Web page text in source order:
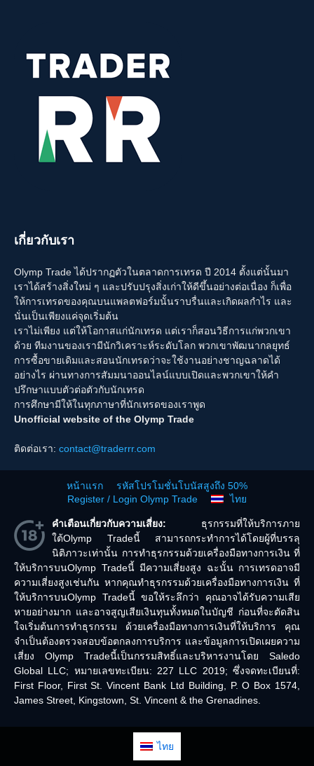
เกี่ยวกับเรา
Olymp Trade ได้ปรากฏตัวในตลาดการเทรด ปี 2014 ตั้งแต่นั้นมา
เราได้สร้างสิ่งใหม่ ๆ และปรับปรุงสิ่งเก่าให้ดีขึ้นอย่างต่อเนื่อง ก็เพื่อ
ให้การเทรดของคุณบนแพลตฟอร์มนั้นราบรื่นและเกิดผลกำไร และ
นั่นเป็นเพียงแค่จุดเริ่มต้น
เราไม่เพียง แต่ให้โอกาสแก่นักเทรด แต่เราก็สอนวิธีการแก่พวกเขา
ด้วย ทีมงานของเรามีนักวิเคราะห์ระดับโลก พวกเขาพัฒนากลยุทธ์
การซื้อขายเดิมและสอนนักเทรดว่าจะใช้งานอย่างชาญฉลาดได้
อย่างไร ผ่านทางการสัมมนาออนไลน์แบบเปิดและพวกเขาให้คำ
ปรึกษาแบบตัวต่อตัวกับนักเทรด
การศึกษามีให้ในทุกภาษาที่นักเทรดของเราพูด
Unofficial website of the Olymp Trade
ติดต่อเรา: contact@traderrr.com
หน้าแรก
รหัสโปรโมชั่นโบนัสสูงถึง 50%
Register / Login Olymp Trade
ไทย
คำเตือนเกี่ยวกับความเสี่ยง: ธุรกรรมที่ให้บริการภาย
ใต้Olymp Tradeนี้ สามารถกระทำการได้โดยผู้ที่บรรลุ
นิติภาวะเท่านั้น การทำธุรกรรมด้วยเครื่องมือทางการเงิน ที่
ให้บริการบนOlymp Tradeนี้ มีความเสี่ยงสูง ฉะนั้น การเทรดอาจมี
ความเสี่ยงสูงเช่นกัน หากคุณทำธุรกรรมด้วยเครื่องมือทางการเงิน ที่
ให้บริการบนOlymp Tradeนี้ ขอให้ระลึกว่า คุณอาจได้รับความเสีย
หายอย่างมาก และอาจสูญเสียเงินทุนทั้งหมดในบัญชี ก่อนที่จะตัดสิน
ใจเริ่มต้นการทำธุรกรรม ด้วยเครื่องมือทางการเงินที่ให้บริการ คุณ
จำเป็นต้องตรวจสอบข้อตกลงการบริการ และข้อมูลการเปิดเผยความ
เสี่ยง Olymp Tradeนี้เป็นกรรมสิทธิ์และบริหารงานโดย Saledo
Global LLC; หมายเลขทะเบียน: 227 LLC 2019; ซึ่งจดทะเบียนที่:
First Floor, First St. Vincent Bank Ltd Building, P. O Box 1574,
James Street, Kingstown, St. Vincent & the Grenadines.
ไทย